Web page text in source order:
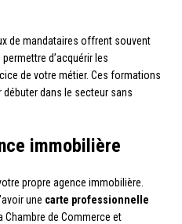
de mandataires offrent souvent
d’acquérir les
de votre métier. Ces formations
dans le secteur sans
immobilière
propre agence immobilière.
une carte professionnelle
Chambre de Commerce et